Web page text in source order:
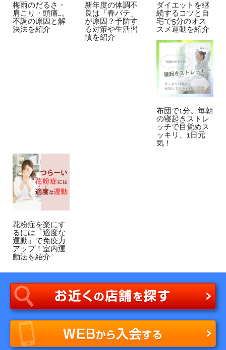
梅雨のだるさ・
肩こり・頭痛…。
不調の原因と解
決法を紹介
新年度の体調不
良は「春バテ」
が原因？予防す
る対策や生活習
慣を紹介
ダイエットを継
続するコツと自
宅で5分のオス
スメ運動を紹介
布団で1分。毎朝
の寝起きストレ
ッチで目覚めス
ッキリ、1日元
気！
花粉症を楽にす
るには「適度な
運動」で免疫力
アップ！室内運
動法を紹介